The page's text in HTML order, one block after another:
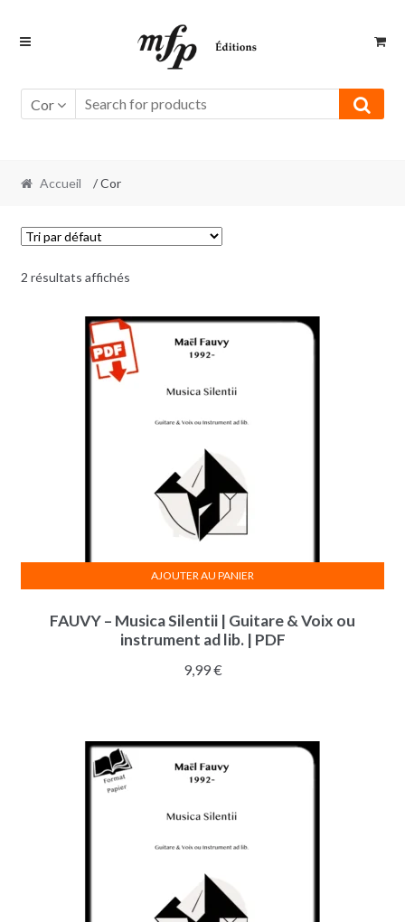
Retour
navigation
Aller
Cor
Accueil / Cor
2 résultats affichés
FAUVY – Musica Silentii | Guitare & Voix ou
instrument ad lib. | PDF
9,99€
AJOUTER AU PANIER